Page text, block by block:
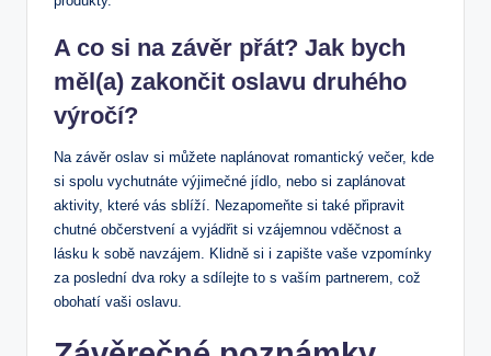
A co si na závěr přát? ⁤Jak bych
měl(a) zakončit oslavu druhého
výročí?
Na závěr oslav si můžete naplánovat romantický večer, kde
si spolu vychutnáte výjimečné jídlo, nebo si zaplánovat
aktivity, které vás sblíží.⁣ Nezapomeňte si také připravit
chutné občerstvení a vyjádřit si vzájemnou vděčnost a⁤
lásku k sobě navzájem. Klidně si i zapište vaše vzpomínky ​
za poslední dva roky a⁤ sdílejte to s vaším partnerem, což
obohatí vaši oslavu.